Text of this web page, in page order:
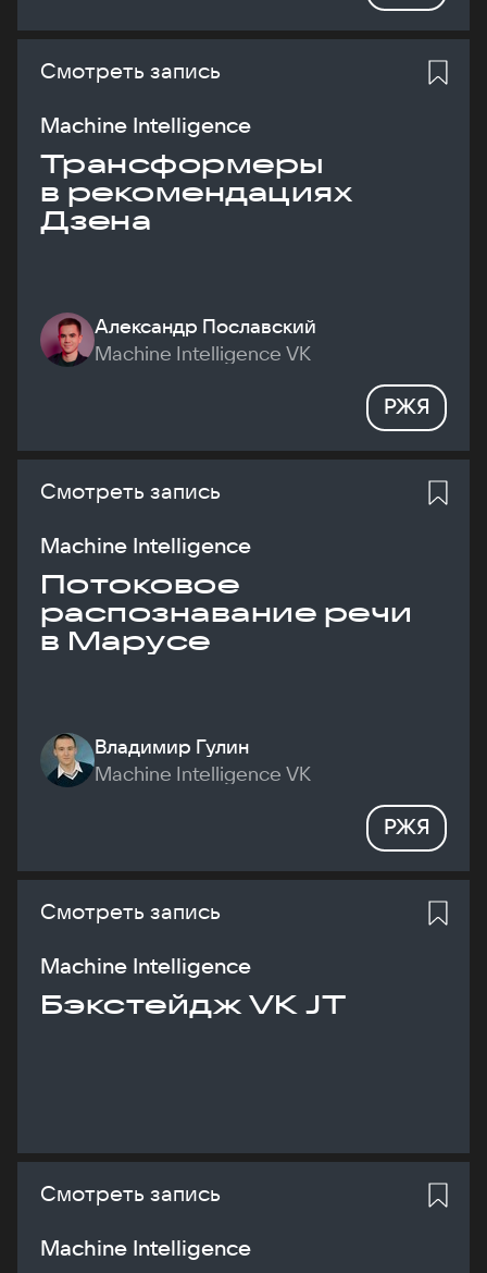
Смотреть запись
Machine Intelligence
Трансформеры
в рекомендациях
Дзена
Александр Пославский
Machine Intelligence VK
РЖЯ
Смотреть запись
Machine Intelligence
Потоковое
распознавание речи
в Марусе
Владимир Гулин
Machine Intelligence VK
РЖЯ
Смотреть запись
Machine Intelligence
Бэкстейдж VK JT
Смотреть запись
Machine Intelligence